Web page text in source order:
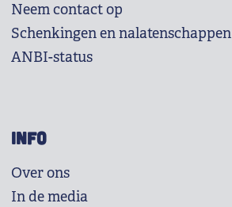
Neem contact op
Schenkingen en nalatenschappen
ANBI-status
INFO
Over ons
In de media